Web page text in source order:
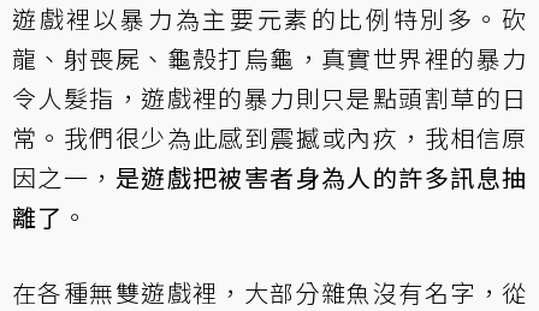
遊戲裡以暴力為主要元素的比例特別多。砍
龍、射喪屍、龜殼打烏龜，真實世界裡的暴力
令人髮指，遊戲裡的暴力則只是點頭割草的日
常。我們很少為此感到震撼或內疚，我相信原
因之一， 是遊戲把被害者身為人的許多訊息抽
離了 。
在各種無雙遊戲裡，大部分雜魚沒有名字，從